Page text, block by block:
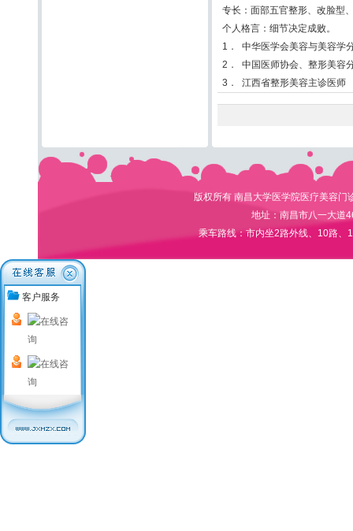
专长：面部五官整形、改脸型
个人格言：细节决定成败。
1． 中华医学会美容与美容学
2． 中国医师协会、整形美容
3． 江西省整形美容主诊医师
版权所有 南昌大学医学院医疗美容
地址：南昌市八一大道
乘车路线：市内坐2路外线、10路
客户服务